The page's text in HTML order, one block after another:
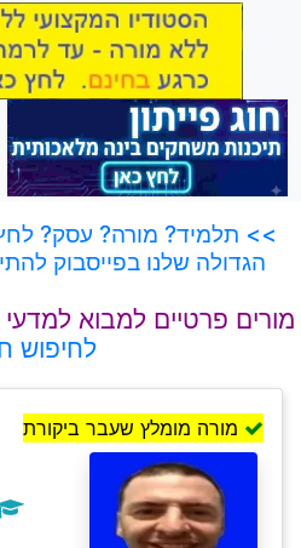
>> תלמיד? מורה? עסק?
הגדולה שלנו בפייסבוק
מורים פרטיים למבוא
לחיפוש
מורה מומלץ שעבר ביקורת